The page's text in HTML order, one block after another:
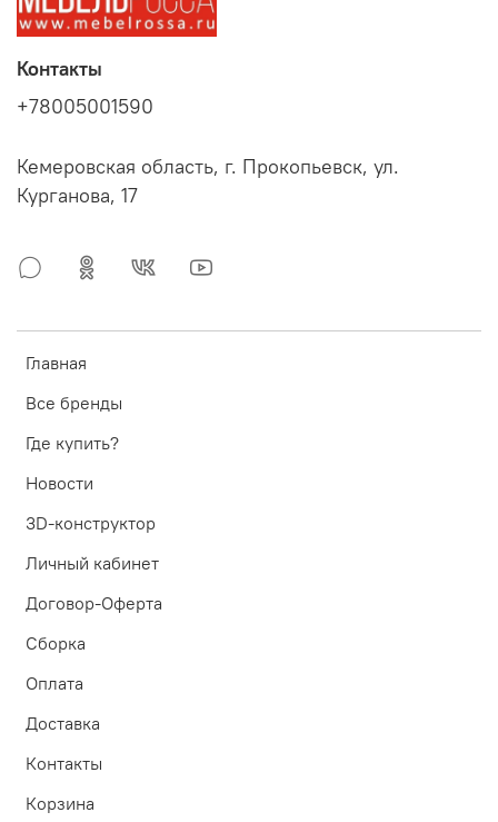
Главная
Все бренды
Где купить?
Новости
3D-конструктор
Личный кабинет
Договор-Оферта
Сборка
Оплата
Доставка
Контакты
Корзина
Контакты
+78005001590
Кемеровская область, г. Прокопьевск, ул.
Курганова, 17